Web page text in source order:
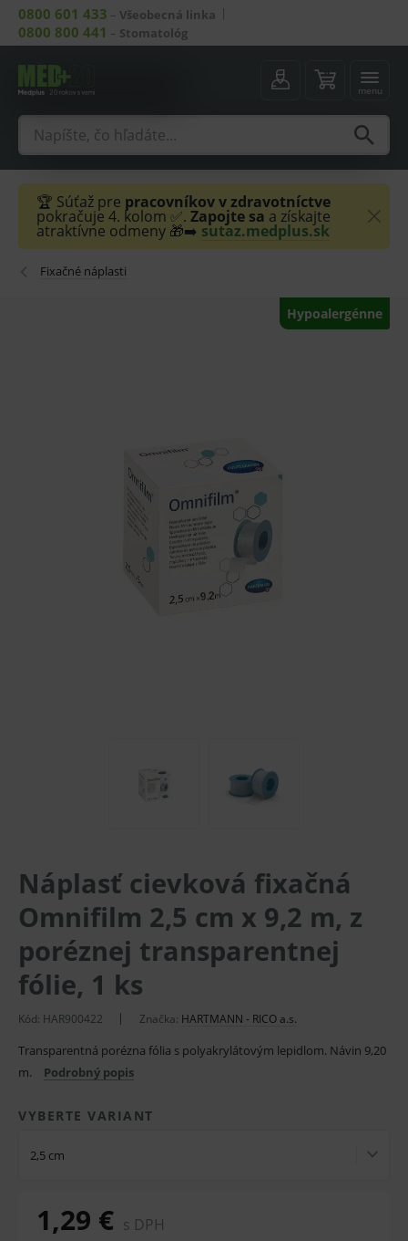
0800 601 433 – Všeobecná linka
0800 800 441 – Stomatológ
menu
🏆 Súťaž pre pracovníkov v zdravotníctve
pokračuje 4. kolom ✅. Zapojte sa a získajte
atraktívne odmeny 🎁➡️ sutaz.medplus.sk
Fixačné náplasti
Hypoalergénne
Náplasť cievková fixačná
Omnifilm 2,5 cm x 9,2 m, z
poréznej transparentnej
fólie, 1 ks
Kód: HAR900422 Značka: HARTMANN - RICO a.s.
Transparentná porézna fólia s polyakrylátovým lepidlom. Návin 9,20
m.
Podrobný popis
VYBERTE VARIANT
2,5 cm
1,29 € s DPH